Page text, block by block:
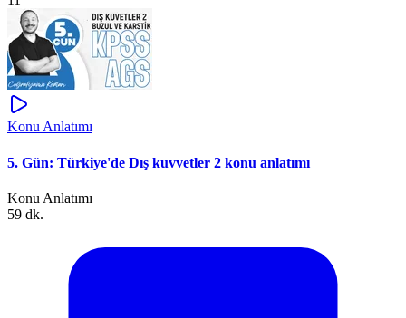
Konu Anlatımı
5. Gün: Türkiye'de Dış kuvvetler 2 konu anlatımı
Konu Anlatımı
59 dk.